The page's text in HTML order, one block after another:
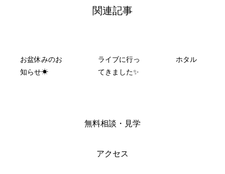
関連記事
お盆休みのお
知らせ☀
ライブに行っ
てきました✨
ホタル
無料相談・見学
アクセス